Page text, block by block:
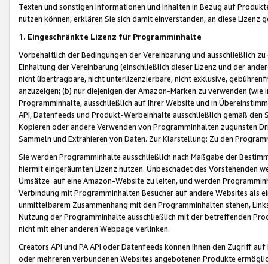
Texten und sonstigen Informationen und Inhalten in Bezug auf
nutzen können, erklären Sie sich damit einverstanden, an diese Lizenz
1. Eingeschränkte Lizenz für Programminhalte
Vorbehaltlich der Bedingungen der Vereinbarung und ausschließlich
Einhaltung der Vereinbarung (einschließlich dieser Lizenz und der
nicht übertragbare, nicht unterlizenzierbare, nicht exklusive,
anzuzeigen; (b) nur diejenigen der Amazon-Marken zu verwenden
Programminhalte, ausschließlich auf Ihrer Website und in
API, Datenfeeds und Produkt-Werbeinhalte ausschließlich gemäß
Kopieren oder andere Verwenden von Programminhalten zugunsten
Sammeln und Extrahieren von Daten. Zur Klarstellung: Zu den
Sie werden Programminhalte ausschließlich nach Maßgabe der
hiermit eingeräumten Lizenz nutzen. Unbeschadet des Vorstehenden
Umsätze auf eine Amazon-Website zu leiten, und werden
Verbindung mit Programminhalten Besucher auf andere Websites als
unmittelbarem Zusammenhang mit den Programminhalten stehen,
Nutzung der Programminhalte ausschließlich mit der betreffenden
nicht mit einer anderen Webpage verlinken.
Creators API und PA API oder Datenfeeds können Ihnen den Zugriff
oder mehreren verbundenen Websites angebotenen Produkte